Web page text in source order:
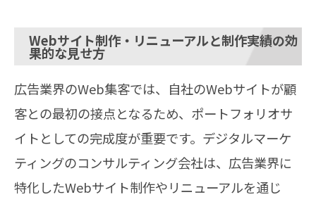
Webサイト制作・リニューアルと制作実績の効
果的な見せ方
広告業界のWeb集客では、自社のWebサイトが顧
客との最初の接点となるため、ポートフォリオサ
イトとしての完成度が重要です。デジタルマーケ
ティングのコンサルティング会社は、広告業界に
特化したWebサイト制作やリニューアルを通じ